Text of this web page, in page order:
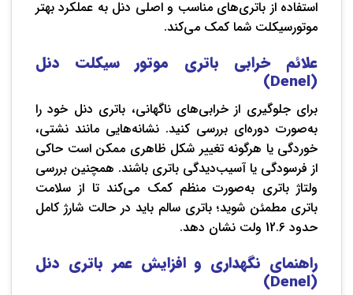
استفاده از باتری‌های مناسب و اصلی دنل به عملکرد بهتر
موتورسیکلت شما کمک می‌کند.
علائم خرابی باتری موتور سیکلت دنل
(Denel)
برای جلوگیری از خرابی‌های ناگهانی، باتری دنل خود را
به‌صورت دوره‌ای بررسی کنید. نشانه‌هایی مانند نشتی،
خوردگی یا هرگونه تغییر شکل ظاهری ممکن است حاکی
از فرسودگی یا آسیب‌دیدگی باتری باشند. همچنین بررسی
ولتاژ باتری به‌صورت منظم کمک می‌کند تا از سلامت
باتری مطمئن شوید؛ باتری سالم باید در حالت شارژ کامل
حدود 12.6 ولت نشان دهد.
راهنمای نگهداری و افزایش عمر باتری دنل
(Denel)